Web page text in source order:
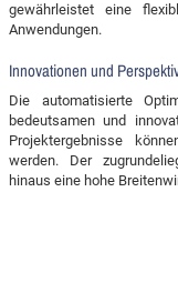
gewährleistet eine
Anwendungen.
Innovationen und
Die automatisierte
bedeutsamen und
Projektergebnisse
werden. Der
hinaus eine hohe